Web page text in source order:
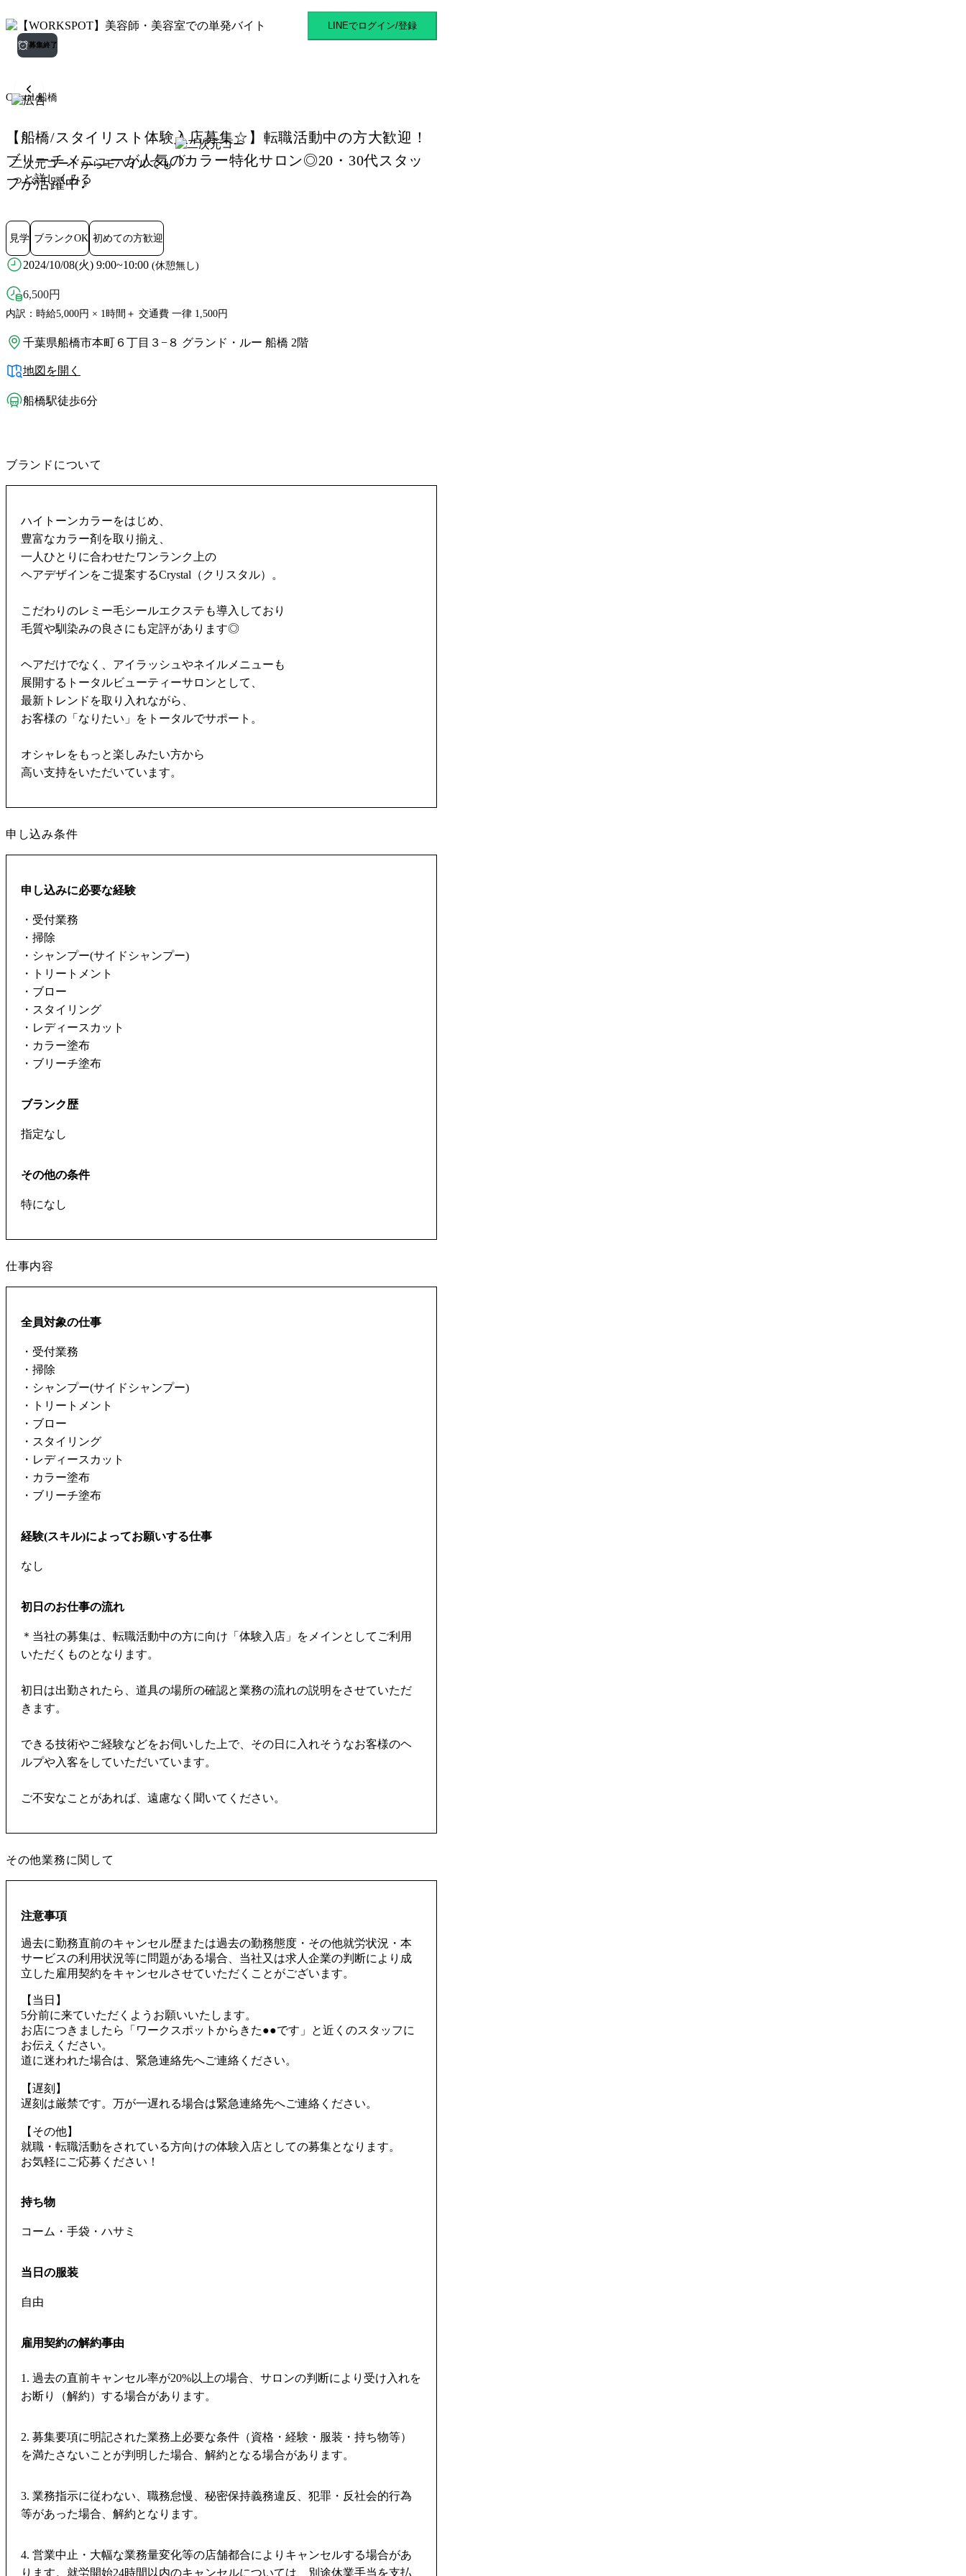
二次元コードからモバイルでも
っと詳しくみる
Crystal 船橋 船橋駅のスキマバイトLINEでログイン/登録
募集終了
Crystal 船橋
【船橋/スタイリスト体験入店募集☆】転職活動中の方大歓迎！
ブリーチメニューが人気のカラー特化サロン◎20・30代スタッ
フが活躍中♪
見学 ブランクOK 初めての方歓迎
2024/10/08(火) 9:00~10:00 (休憩無し)
6,500円
内訳：時給5,000円 × 1時間＋ 交通費 一律 1,500円
千葉県船橋市本町６丁目３−８ グランド・ルー 船橋 2階
地図を開く
船橋駅徒歩6分
ブランドについて
ハイトーンカラーをはじめ、
豊富なカラー剤を取り揃え、
一人ひとりに合わせたワンランク上の
ヘアデザインをご提案するCrystal（クリスタル）。
こだわりのレミー毛シールエクステも導入しており
毛質や馴染みの良さにも定評があります◎
ヘアだけでなく、アイラッシュやネイルメニューも
展開するトータルビューティーサロンとして、
最新トレンドを取り入れながら、
お客様の「なりたい」をトータルでサポート。
オシャレをもっと楽しみたい方から
高い支持をいただいています。
申し込み条件
申し込みに必要な経験
・受付業務
・掃除
・シャンプー(サイドシャンプー)
・トリートメント
・ブロー
・スタイリング
・レディースカット
・カラー塗布
・ブリーチ塗布
ブランク歴
指定なし
その他の条件
特になし
仕事内容
全員対象の仕事
・受付業務
・掃除
・シャンプー(サイドシャンプー)
・トリートメント
・ブロー
・スタイリング
・レディースカット
・カラー塗布
・ブリーチ塗布
経験(スキル)によってお願いする仕事
なし
初日のお仕事の流れ
＊当社の募集は、転職活動中の方に向け「体験入店」をメインとしてご利用
いただくものとなります。
初日は出勤されたら、道具の場所の確認と業務の流れの説明をさせていただ
きます。
できる技術やご経験などをお伺いした上で、その日に入れそうなお客様のヘ
ルプや入客をしていただいています。
ご不安なことがあれば、遠慮なく聞いてください。
その他業務に関して
注意事項
過去に勤務直前のキャンセル歴または過去の勤務態度・その他就労状況・本
サービスの利用状況等に問題がある場合、当社又は求人企業の判断により成
立した雇用契約をキャンセルさせていただくことがございます。
【当日】
5分前に来ていただくようお願いいたします。
お店につきましたら「ワークスポットからきた●●です」と近くのスタッフに
お伝えください。
道に迷われた場合は、緊急連絡先へご連絡ください。
【遅刻】
遅刻は厳禁です。万が一遅れる場合は緊急連絡先へご連絡ください。
【その他】
就職・転職活動をされている方向けの体験入店としての募集となります。
お気軽にご応募ください！
持ち物
コーム・手袋・ハサミ
当日の服装
自由
雇用契約の解約事由
1. 過去の直前キャンセル率が20%以上の場合、サロンの判断により受け入れを
お断り（解約）する場合があります。
2. 募集要項に明記された業務上必要な条件（資格・経験・服装・持ち物等）
を満たさないことが判明した場合、解約となる場合があります。
3. 業務指示に従わない、職務怠慢、秘密保持義務違反、犯罪・反社会的行為
等があった場合、解約となります。
4. 営業中止・大幅な業務量変化等の店舗都合によりキャンセルする場合があ
ります。就労開始24時間以内のキャンセルについては、別途休業手当を支払